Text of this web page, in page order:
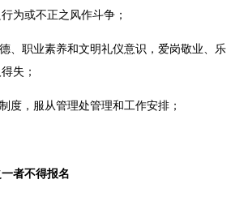
为或不正之风作斗争；
、职业素养和文明礼仪意识，爱岗敬业、乐
失；
度，服从管理处管理和工作安排；
一者不得报名